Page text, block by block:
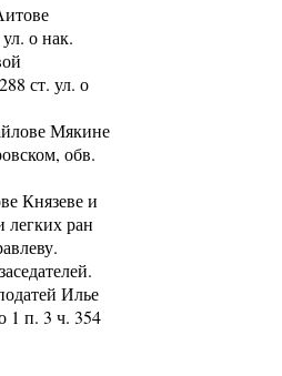
о нак.
ст. ул. о
Мякине
обв.
Князеве и
легких ран
Илье
1 п. 3 ч. 354